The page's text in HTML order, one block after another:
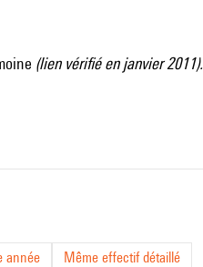
(lien vérifié en janvier 2011).
année Même effectif détaillé